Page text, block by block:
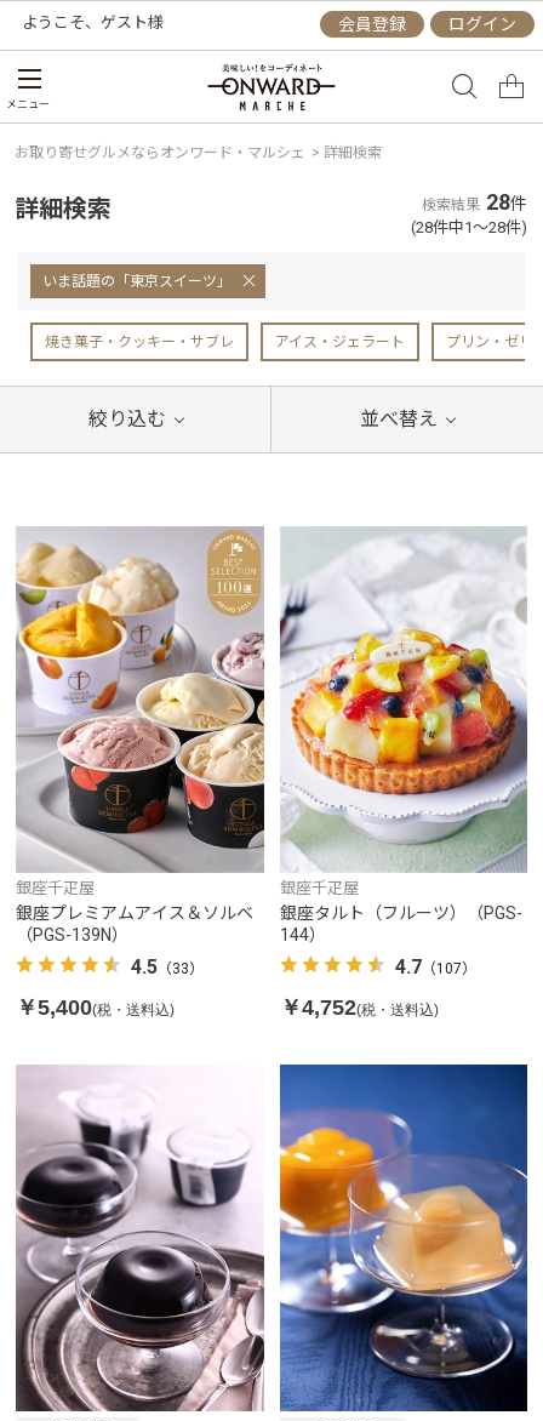
ようこそ、 ゲスト様 会員登録 ログイン
メニュー
お取り寄せグルメならオンワード・マルシェ > 詳細検索
詳細検索 検索結果 28件
(28件中1～28件)
いま話題の「東京スイーツ」
焼き菓子・クッキー・サブレ アイス・ジェラート プリン・ゼリ
絞り込む 並べ替え
銀座千疋屋
銀座プレミアムアイス＆ソルベ
（PGS-139N）
4.5 （33）
￥5,400(税・送料込)
銀座千疋屋
銀座タルト（フルーツ）（PGS-
144）
4.7（107）
￥4,752(税・送料込)